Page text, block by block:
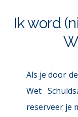
Ik word
Als je door
Wet
reserveer je